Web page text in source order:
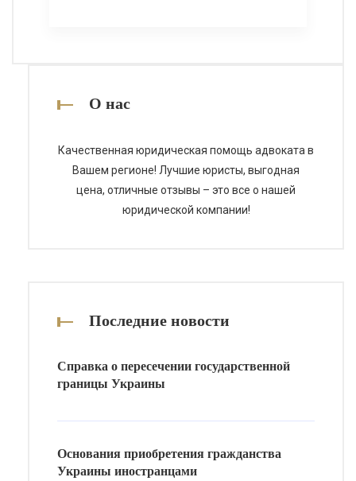
недвижимости или других
Украине. Декларирование
иностранных доходов является
обязанностью налогового
резидента […]
О нас
Качественная юридическая помощь адвоката в
Вашем регионе! Лучшие юристы, выгодная
цена, отличные отзывы – это все о нашей
юридической компании!
Последние новости
Справка о пересечении государственной
границы Украины
Основания приобретения гражданства
Украины иностранцами